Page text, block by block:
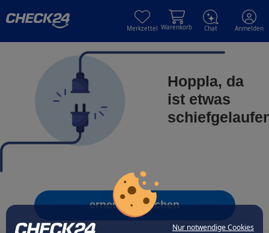
Nur notwendige Cookies
Merkzettel Warenkorb Chat Anmelden
Hoppla, da
ist etwas
erneut versuchen